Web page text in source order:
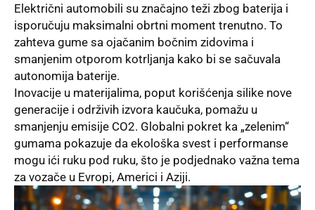
Električni automobili su značajno teži zbog baterija i
isporučuju maksimalni obrtni moment trenutno. To
zahteva gume sa ojačanim bočnim zidovima i
smanjenim otporom kotrljanja kako bi se sačuvala
autonomija baterije.
Inovacije u materijalima, poput korišćenja silike nove
generacije i održivih izvora kaučuka, pomažu u
smanjenju emisije CO2. Globalni pokret ka „zelenim“
gumama pokazuje da ekološka svest i performanse
mogu ići ruku pod ruku, što je podjednako važna tema
za vozače u Evropi, Americi i Aziji.